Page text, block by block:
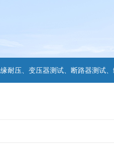
耐压、变压器测试、断路器测试